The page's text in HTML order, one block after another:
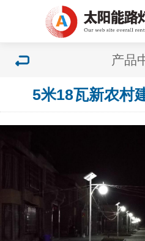
产品
5米18瓦新农村